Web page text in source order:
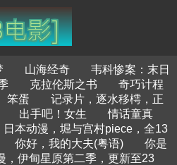
山海经奇
韦科惨案：末日
克拉伦斯之书
奇巧计程
笨蛋
记录片，逐水移樗，正
出手吧！女生
情话童真
日本动漫，堀与宫村piece，全13
你好，我的大夫(粤语)
你是
，伊甸星原第二季，更新至23